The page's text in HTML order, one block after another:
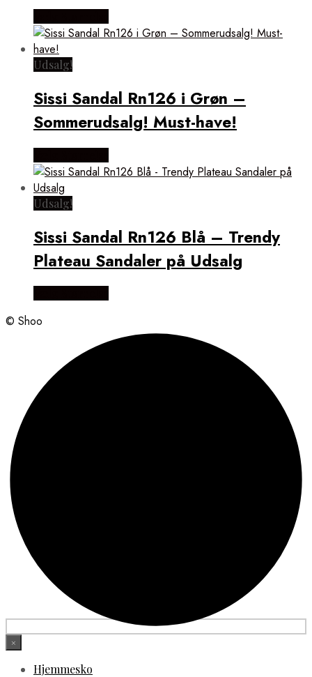
Udsalg!
Sissi Sandal Rn126 i Grøn –
Sommerudsalg! Must-have!
Udsalg!
Sissi Sandal Rn126 Blå – Trendy
Plateau Sandaler på Udsalg
© Shoo
×
Hjemmesko